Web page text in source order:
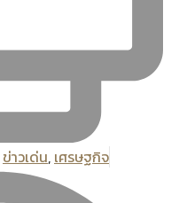
ข่าวเด่น, เศรษฐกิจ